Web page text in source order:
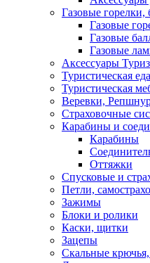
Газовые
Газовые
Газовые
Газовые
Аксессуары
Туристическая еда
Туристическая
Веревки,
Страховочные
Карабины и
Карабины
Оттяжки
Спусковые и
Петли,
Зажимы
Блоки и ролики
Каски, щитки
Зацепы
Скальные